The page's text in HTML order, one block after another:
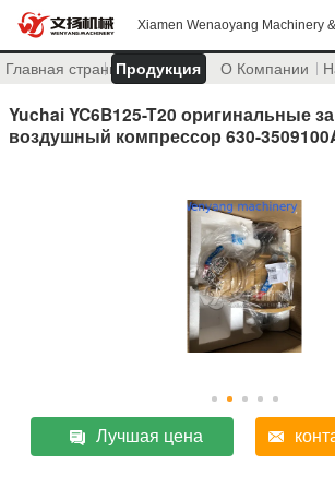
Xiamen Wenaoyang Machinery
Главная страницаПродукция О Компании
Yuchai YC6B125-T20 оригинальные
воздушный компрессор 630-
Лучшая цена